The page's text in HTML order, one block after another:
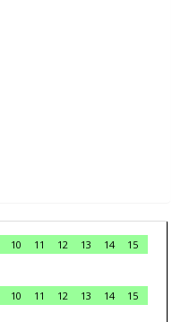
10 11 12 13 14
15
10 11 12 13 14
15